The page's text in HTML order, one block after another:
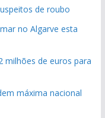
de roubo
no Algarve esta
milhões de euros para
máxima nacional